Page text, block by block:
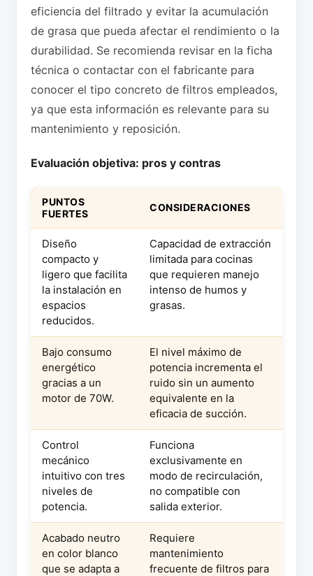
eficiencia del filtrado y evitar la acumulación
de grasa que pueda afectar el rendimiento o la
durabilidad. Se recomienda revisar en la ficha
técnica o contactar con el fabricante para
conocer el tipo concreto de filtros empleados,
ya que esta información es relevante para su
mantenimiento y reposición.
Evaluación objetiva: pros y contras
PUNTOS
FUERTES
CONSIDERACIONES
Diseño
compacto y
ligero que facilita
la instalación en
espacios
reducidos.
Capacidad de extracción
limitada para cocinas
que requieren manejo
intenso de humos y
grasas.
Bajo consumo
energético
gracias a un
motor de 70W.
El nivel máximo de
potencia incrementa el
ruido sin un aumento
equivalente en la
eficacia de succión.
Control
mecánico
intuitivo con tres
niveles de
potencia.
Funciona
exclusivamente en
modo de recirculación,
no compatible con
salida exterior.
Acabado neutro
en color blanco
que se adapta a
Requiere
mantenimiento
frecuente de filtros para